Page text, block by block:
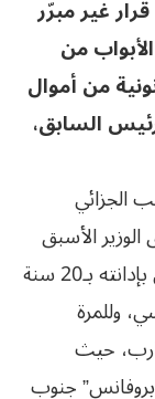
غير مبرّر
من
من أموال
السابق،
الجزائي
الأسبق
، القاضي بإدانته بـ20 سنة
وللمرة
حيث
جنوب